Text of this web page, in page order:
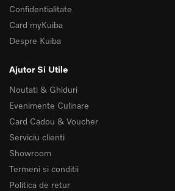
Confidentialitate
Card myKuiba
Despre Kuiba
Ajutor Si Utile
Noutati & Ghiduri
Evenimente Culinare
Card Cadou & Voucher
Serviciu clienti
Showroom
Termeni si conditii
Politica de retur